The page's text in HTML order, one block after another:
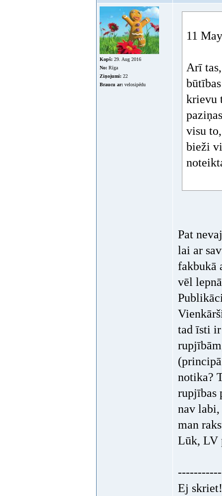
Kopš: 29. Aug 2016
No: Rīga
Ziņojumi: 22
Braucu ar: velosipēdu
11
Arī
krievu
visu
bieži
Pat
lai ar
fakbukā
vēl
tad īsti
notika?
rupjības
nav labi,
man
Lūk, LV
Ej skriet!